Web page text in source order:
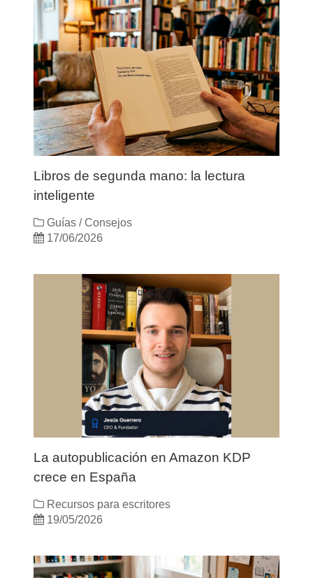
Libros de segunda mano: la lectura
inteligente
Guías / Consejos
17/06/2026
La autopublicación en Amazon KDP
crece en España
Recursos para escritores
19/05/2026